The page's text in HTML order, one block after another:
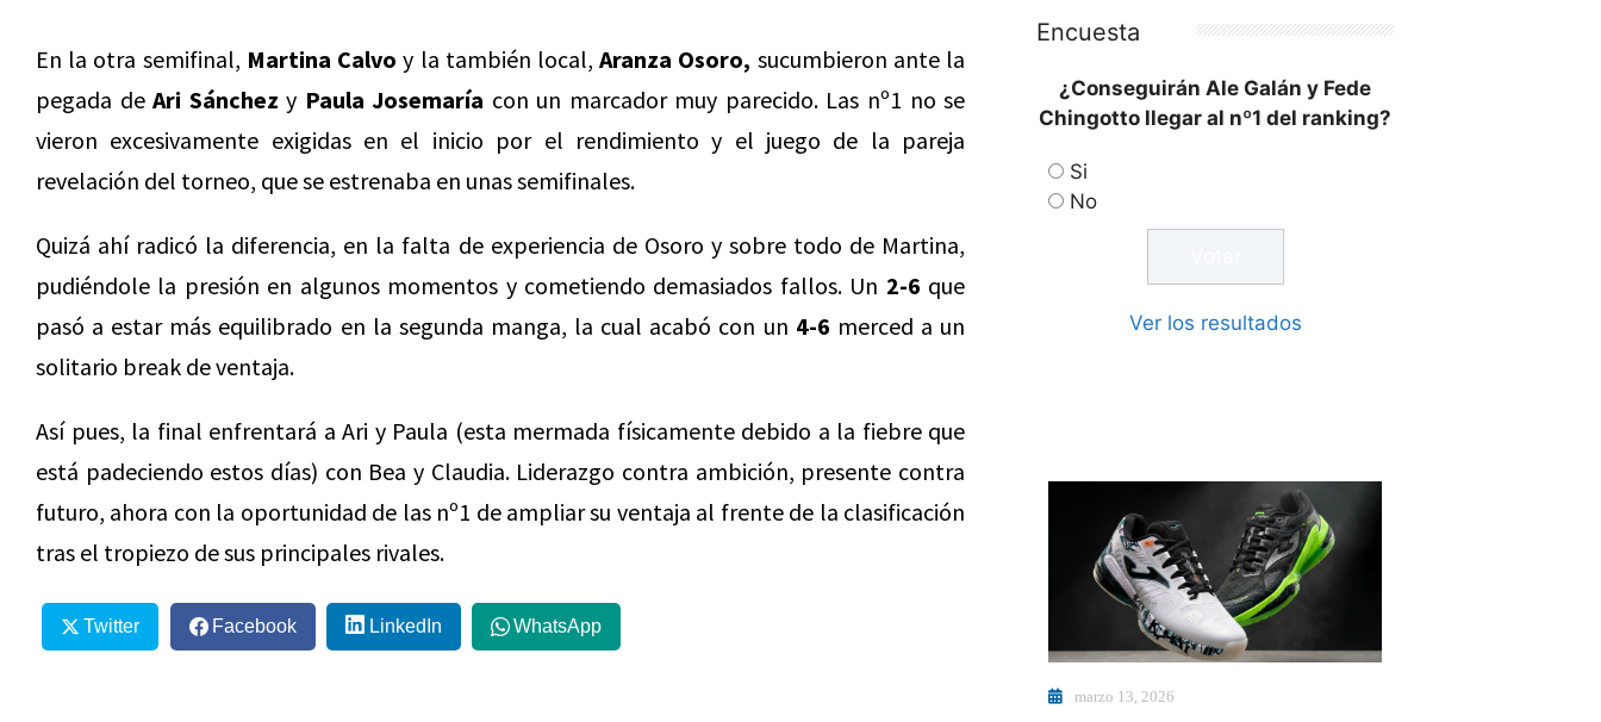
En la otra semifinal, Martina Calvo y la también local,Aranza Osoro, sucumbieron ante la
pegada deAri Sánchez y Paula Josemaría con un marcador muy parecido. Las nº1 no se
vieron excesivamente exigidas en el inicio por el rendimiento y el juego de la pareja
revelación del torneo, que se estrenaba en unas semifinales.
Quizá ahí radicó la diferencia, en la falta de experiencia de Osoro y sobre todo de Martina,
pudiéndole la presión en algunos momentos y cometiendo demasiados fallos. Un 2-6 que
pasó a estar más equilibrado en la segunda manga, la cual acabó con un 4-6 merced a un
solitario break de ventaja.
Así pues, la final enfrentará a Ari y Paula (esta mermada físicamente debido a la fiebre que
está padeciendo estos días) con Bea y Claudia. Liderazgo contra ambición, presente contra
futuro, ahora con la oportunidad de las nº1 de ampliar su ventaja al frente de la clasificación
tras el tropiezo de sus principales rivales.
Twitter Facebook LinkedIn WhatsApp
Encuesta
¿Conseguirán Ale Galán y Fede
Chingotto llegar al nº1 del ranking?
Si
No
Ver los resultados
marzo 13, 2026